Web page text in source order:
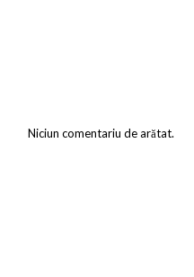
Niciun comentariu de arătat.